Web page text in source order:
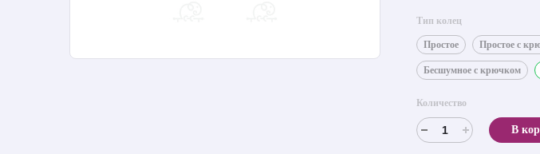
Тип колец
Простое Простое с
Бесшумное с крючком
Количество
В